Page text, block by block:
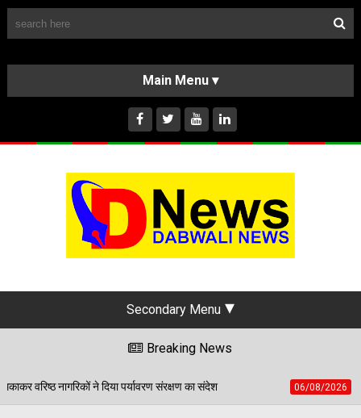
HOME
ABOUT US
INSTAGRAM
Secondary Menu
Breaking News
संरक्षण का संदेश 06/08/2026 पंजाब स्कूल गेम्स में डबवाली टीटी